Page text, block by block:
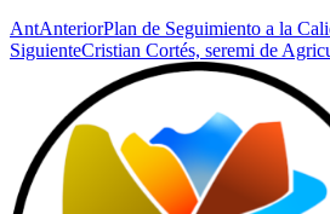
AntAnteriorPlan de Seguimiento a la
SiguienteCristian Cortés, seremi de